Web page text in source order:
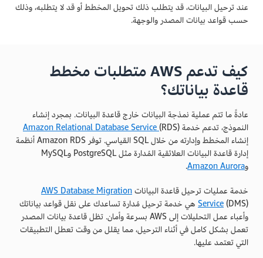
عند ترحيل البيانات، قد يتطلب ذلك تحويل المخطط أو قد لا يتطلبه، وذلك
حسب قواعد بيانات المصدر والوجهة.
كيف تدعم AWS متطلبات مخطط
قاعدة بياناتك؟
عادةً ما تتم عملية نمذجة البيانات خارج قاعدة البيانات. بمجرد إنشاء
النموذج، تدعم خدمة
Amazon Relational Database Service (RDS)
إنشاء المخطط وإدارته من خلال SQL القياسي. توفر Amazon RDS أنظمة
إدارة قاعدة البيانات العلائقية المُدارة مثل PostgreSQL وMySQL
وAmazon Aurora
.
خدمة عمليات ترحيل قاعدة البياناتAWS Database Migration
Service (DMS) هي خدمة ترحيل مُدارة تساعدك على نقل قواعد بياناتك
وأعباء عمل التحليلات إلى AWS بسرعة وأمان. تظل قاعدة بيانات المصدر
تعمل بشكل كامل في أثناء الترحيل، مما يقلل من وقت تعطل التطبيقات
التي تعتمد عليها.